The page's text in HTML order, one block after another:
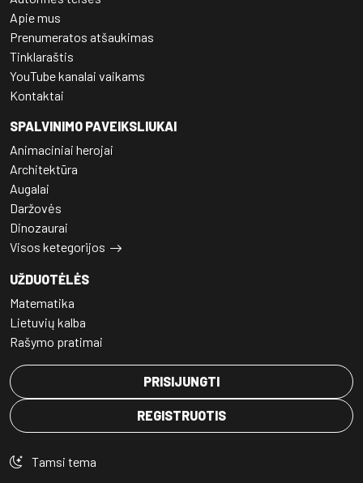
Apie mus
Prenumeratos atšaukimas
Tinklaraštis
YouTube kanalai vaikams
Kontaktai
SPALVINIMO PAVEIKSLIUKAI
Animaciniai herojai
Architektūra
Augalai
Daržovės
Dinozaurai
Visos ketegorijos
UŽDUOTĖLĖS
Matematika
Lietuvių kalba
Rašymo pratimai
PRISIJUNGTI
REGISTRUOTIS
Tamsi tema